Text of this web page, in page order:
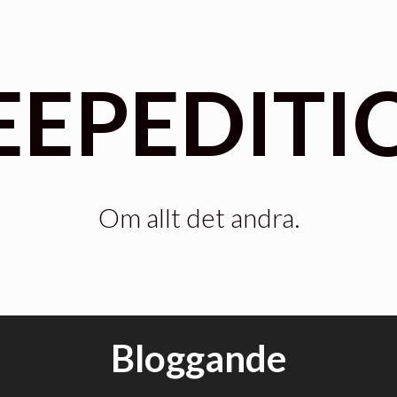
Om allt det andra.
Bloggande